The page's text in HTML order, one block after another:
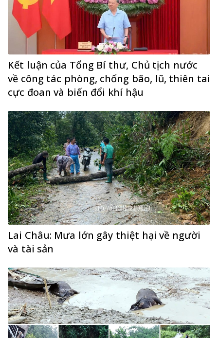
Kết luận của Tổng Bí thư, Chủ tịch nước
về công tác phòng, chống bão, lũ, thiên tai
cực đoan và biến đổi khí hậu
Lai Châu: Mưa lớn gây thiệt hại về người
và tài sản